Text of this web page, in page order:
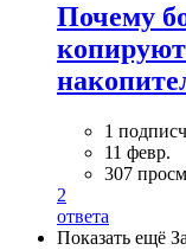
Почему
1
11 февр.
307
2
ответа
Показать ещё